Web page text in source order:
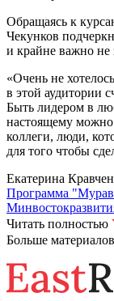
Обращаясь к
Чекунков
и крайне важно не
«Очень не
в этой аудитории
Быть лидером в
настоящему можно
коллеги, люди,
для того чтобы
Екатерина
Программа
Читать полностью
Больше материалов